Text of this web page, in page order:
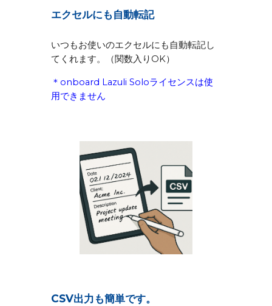
エクセルにも自動転記
いつもお使いのエクセルにも自動転記し
てくれます。（関数入りOK）
＊onboard Lazuli Soloライセンスは使
用できません
CSV出力も簡単です。